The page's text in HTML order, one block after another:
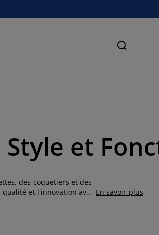
Recherche
Style et
des coquetiers et des
et l'innovation avec En savoir plus